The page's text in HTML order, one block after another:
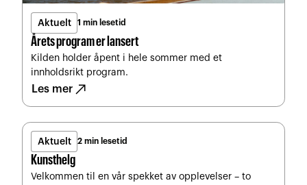
Aktuelt 1 min lesetid
Årets program er lansert
Kilden holder åpent i hele sommer med et
innholdsrikt program.
Les mer north_east
Aktuelt 2 min lesetid
Kunsthelg
Velkommen til en vår spekket av opplevelser – to